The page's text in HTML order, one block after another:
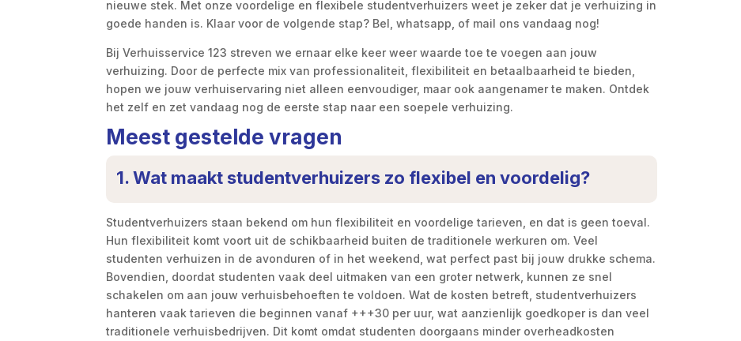
nieuwe stek. Met onze voordelige en flexibele studentverhuizers weet je zeker dat je verhuizing in
goede handen is. Klaar voor de volgende stap? Bel, whatsapp, of mail ons vandaag nog!
Bij Verhuisservice 123 streven we ernaar elke keer weer waarde toe te voegen aan jouw
verhuizing. Door de perfecte mix van professionaliteit, flexibiliteit en betaalbaarheid te bieden,
hopen we jouw verhuiservaring niet alleen eenvoudiger, maar ook aangenamer te maken. Ontdek
het zelf en zet vandaag nog de eerste stap naar een soepele verhuizing.
Meest gestelde vragen
1. Wat maakt studentverhuizers zo flexibel en voordelig?
Studentverhuizers staan bekend om hun flexibiliteit en voordelige tarieven, en dat is geen toeval.
Hun flexibiliteit komt voort uit de schikbaarheid buiten de traditionele werkuren om. Veel
studenten verhuizen in de avonduren of in het weekend, wat perfect past bij jouw drukke schema.
Bovendien, doordat studenten vaak deel uitmaken van een groter netwerk, kunnen ze snel
schakelen om aan jouw verhuisbehoeften te voldoen. Wat de kosten betreft, studentverhuizers
hanteren vaak tarieven die beginnen vanaf +++30 per uur, wat aanzienlijk goedkoper is dan veel
traditionele verhuisbedrijven. Dit komt omdat studenten doorgaans minder overheadkosten